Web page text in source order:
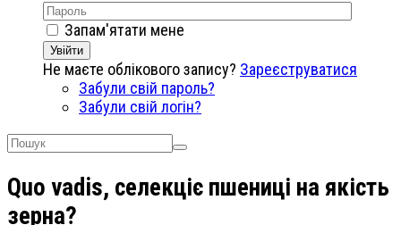
Запам'ятати мене
Увійти
Не маєте облікового запису? Зареєструватися
Забули свій пароль?
Забули свій логін?
Quo vadis, селекціє пшениці на якість
зерна?